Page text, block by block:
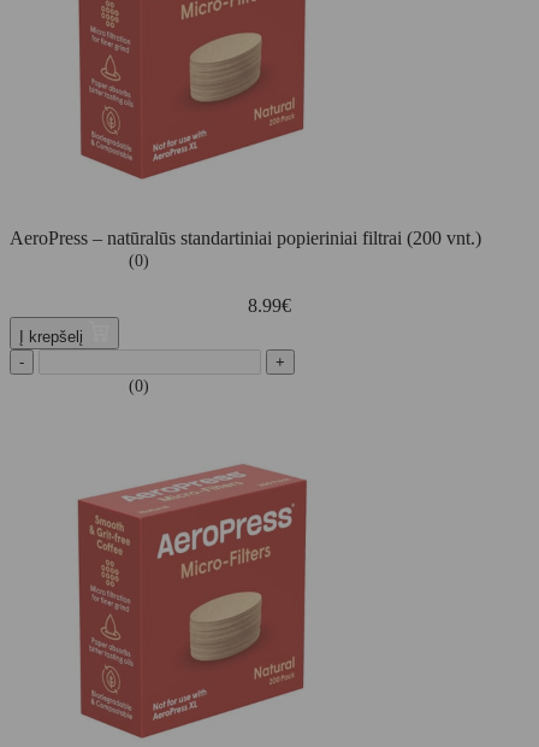
AeroPress – natūralūs standartiniai popieriniai filtrai (200 vnt.)
(0)
8.99€
Į krepšelį
-
+
(0)